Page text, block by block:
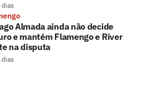
dias
Almada ainda não decide
e mantém Flamengo e River
na disputa
dias